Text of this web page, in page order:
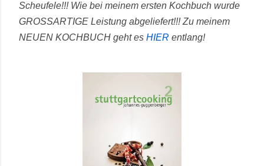
Scheufele!!! Wie bei meinem ersten Kochbuch wurde
GROSSARTIGE Leistung abgeliefert!!!Zu meinem
NEUEN KOCHBUCH geht es HIER entlang!